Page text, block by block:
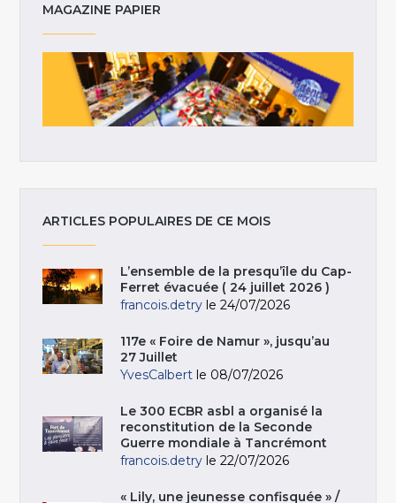
MAGAZINE PAPIER
ARTICLES POPULAIRES DE CE MOIS
L’ensemble de la presqu’île du Cap-
Ferret évacuée ( 24 juillet 2026 )
francois.detry le 24/07/2026
117e « Foire de Namur », jusqu’au
27 Juillet
YvesCalbert le 08/07/2026
Le 300 ECBR asbl a organisé la
reconstitution de la Seconde
Guerre mondiale à Tancrémont
francois.detry le 22/07/2026
« Lily, une jeunesse confisquée » /